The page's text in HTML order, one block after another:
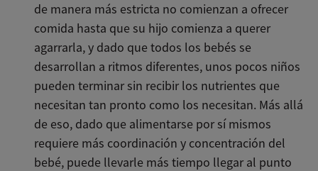
de manera más estricta no comienzan a ofrecer
comida hasta que su hijo comienza a querer
agarrarla, y dado que todos los bebés se
desarrollan a ritmos diferentes, unos pocos niños
pueden terminar sin recibir los nutrientes que
necesitan tan pronto como los necesitan. Más allá
de eso, dado que alimentarse por sí mismos
requiere más coordinación y concentración del
bebé, puede llevarle más tiempo llegar al punto